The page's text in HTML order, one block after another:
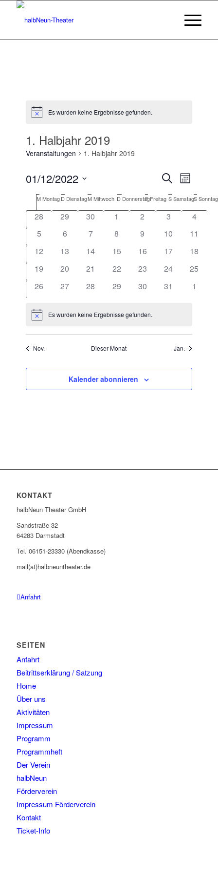
HinweisEs wurden keine Ergebnisse gefunden.
1. Halbjahr 2019
Veranstaltungen 1. Halbjahr 2019
Suche
und
SucheMonat
01/12/2022
wählen.
Kalender
von
Veranstaltungen
MMontagD DienstagMMittwoch D Donnerstag
FFreitag SSamstagSSonntag
28 29 30 1 2 3
4
5
6 7 8 9 10
11
12
13 14 15 16 17
18
19
20 21 22 23 24
25
26
27 28 29 30 31 1
HinweisEs wurden keine Ergebnisse gefunden.
Nov. Dieser Monat Jan.
Kalender abonnieren
KONTAKT
halbNeun Theater GmbH
Sandstraße 32
64283 Darmstadt
Tel. 06151-23330 (Abendkasse)
mail(at)halbneuntheater.de
Anfahrt
SEITEN
Anfahrt
Beitrittserklärung / Satzung
Home
Über uns
Aktivitäten
Impressum
Programm
Programmheft
Der Verein
halbNeun
Förderverein
Impressum Förderverein
Kontakt
Ticket-Info